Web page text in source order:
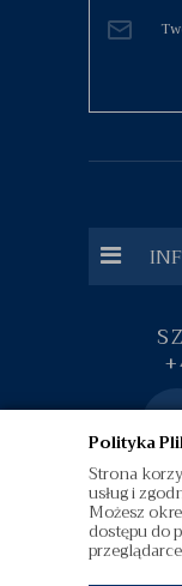
Polityka
Strona
usług i
Możesz
dostępu do